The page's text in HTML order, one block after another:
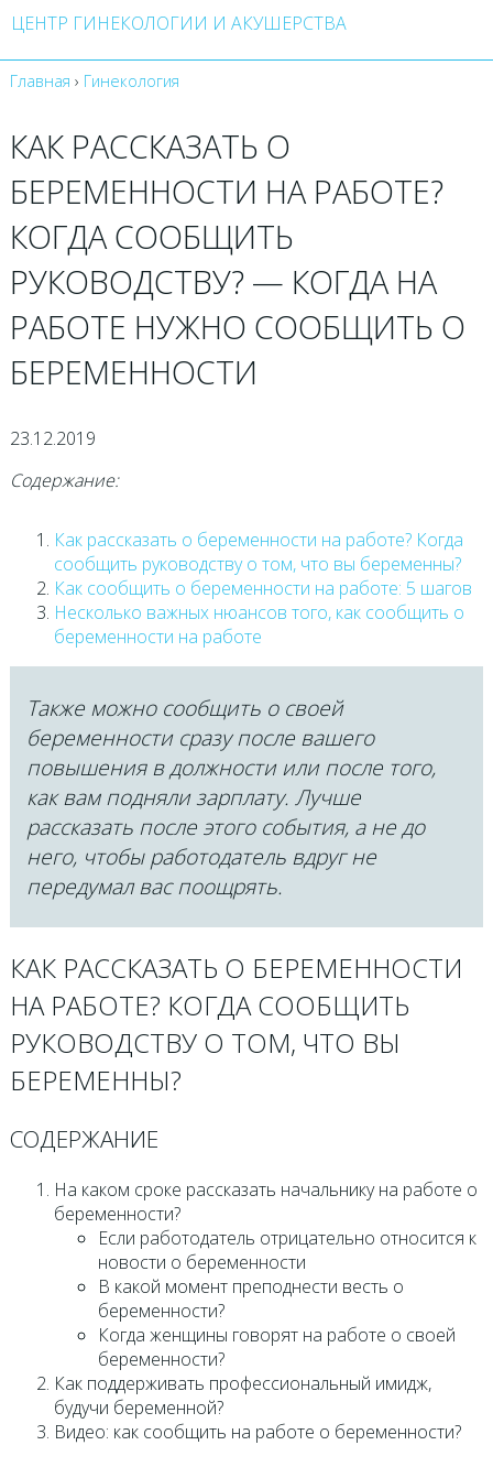
ЦЕНТР ГИНЕКОЛОГИИ И АКУШЕРСТВА
Главная › Гинекология
КАК РАССКАЗАТЬ О
БЕРЕМЕННОСТИ НА РАБОТЕ?
КОГДА СООБЩИТЬ
РУКОВОДСТВУ? — КОГДА НА
РАБОТЕ НУЖНО СООБЩИТЬ О
БЕРЕМЕННОСТИ
23.12.2019
Содержание:
Как рассказать о беременности на работе? Когда
сообщить руководству о том, что вы беременны?
Как сообщить о беременности на работе: 5 шагов
Несколько важных нюансов того, как сообщить о
беременности на работе
Также можно сообщить о своей
беременности сразу после вашего
повышения в должности или после того,
как вам подняли зарплату. Лучше
рассказать после этого события, а не до
него, чтобы работодатель вдруг не
передумал вас поощрять.
КАК РАССКАЗАТЬ О БЕРЕМЕННОСТИ
НА РАБОТЕ? КОГДА СООБЩИТЬ
РУКОВОДСТВУ О ТОМ, ЧТО ВЫ
БЕРЕМЕННЫ?
СОДЕРЖАНИЕ
На каком сроке рассказать начальнику на работе о
беременности?
Если работодатель отрицательно относится к
новости о беременности
В какой момент преподнести весть о
беременности?
Когда женщины говорят на работе о своей
беременности?
Как поддерживать профессиональный имидж,
будучи беременной?
Видео: как сообщить на работе о беременности?